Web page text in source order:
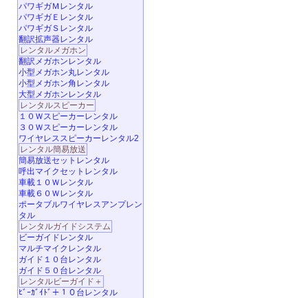
パワギガＭレンタル
パワギガＥレンタル
パワギガＳレンタル
翻訳拡声器レンタル
レンタルメガホン
翻訳メガホンレンタル
小型メガホン丸レンタル
小型メガホン角レンタル
大型メガホンレンタル
レンタルスピーカー
１０Ｗスピーカーレンタル
３０Ｗスピーカーレンタル
ワイヤレススピーカーレンタル2
レンタル簡易放送
簡易放送セットレンタル
呼出マイクセットレンタル
車載１０Ｗレンタル
車載６０Ｗレンタル
ポータブルワイヤレスアンプレン
タル
レンタルガイドシステム
ビーガイドレンタル
マルチマイクレンタル
ガイド１０台レンタル
ガイド５０台レンタル
レンタルビーガイド＋
ﾋﾞｰｶﾞｲﾄﾞ＋１０台レンタル